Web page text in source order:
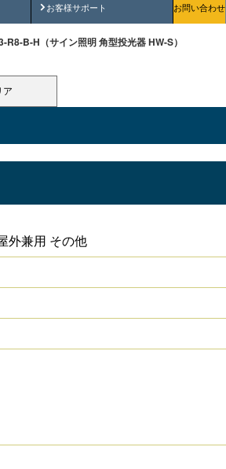
お客様サポート
安全にご使用いただくためにお問い合わせ
R8-B-H（サイン照明 角型投光器 HW-S）
ア
外兼用 その他